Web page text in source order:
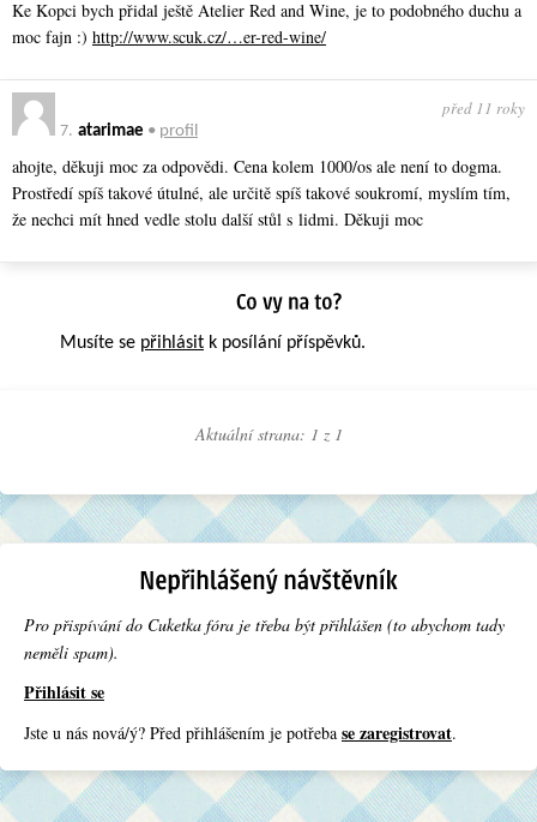
Ke Kopci bych přidal ještě Atelier Red and Wine, je to podobného duchu a
moc fajn :) http://www.scuk.cz/…er-red-wine/
7. atarimae • profil
před 11 roky
ahojte, děkuji moc za odpovědi. Cena kolem 1000/os ale není to dogma.
Prostředí spíš takové útulné, ale určitě spíš takové soukromí, myslím tím,
že nechci mít hned vedle stolu další stůl s lidmi. Děkuji moc
Musíte se přihlásit k posílání příspěvků.
Aktuální strana: 1 z 1
Pro přispívání do Cuketka fóra je třeba být přihlášen (to abychom tady
neměli spam).
Přihlásit se
Jste u nás nová/ý? Před přihlášením je potřeba se zaregistrovat.